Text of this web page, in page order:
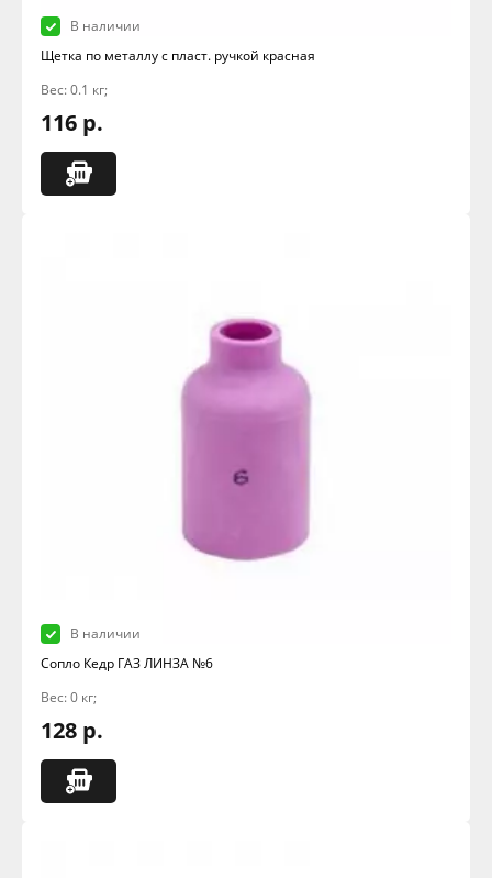
В наличии
Щетка по металлу с пласт. ручкой красная
Вес: 0.1 кг;
116 р.
В наличии
Сопло Кедр ГАЗ ЛИНЗА №6
Вес: 0 кг;
128 р.